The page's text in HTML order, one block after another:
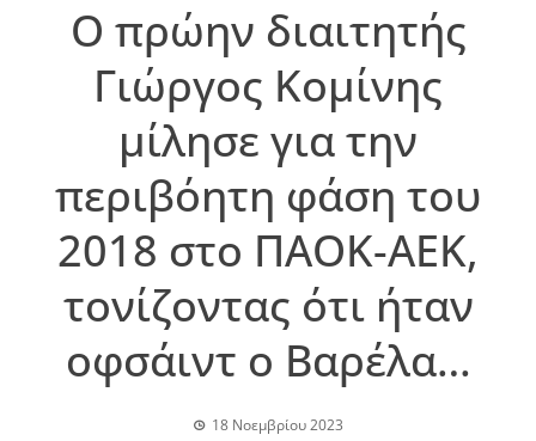
Ο πρώην διαιτητής
Γιώργος Κομίνης
μίλησε για την
περιβόητη φάση του
2018 στο ΠΑΟΚ-ΑΕΚ,
τονίζοντας ότι ήταν
οφσάιντ ο Βαρέλα…
18 Νοεμβρίου 2023